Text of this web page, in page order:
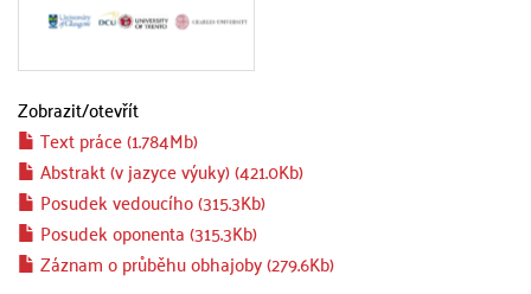
Zobrazit/otevřít
Text práce (1.784Mb)
Abstrakt (v jazyce výuky) (421.0Kb)
Posudek vedoucího (315.3Kb)
Posudek oponenta (315.3Kb)
Záznam o průběhu obhajoby (279.6Kb)